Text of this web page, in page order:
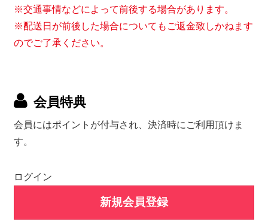
※交通事情などによって前後する場合があります。
※配送日が前後した場合についてもご返金致しかねます
のでご了承ください。
会員特典
会員にはポイントが付与され、決済時にご利用頂けま
す。
ログイン
新規会員登録